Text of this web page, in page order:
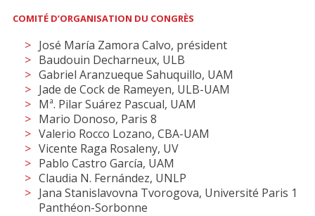
COMITÉ D’ORGANISATION DU CONGRÈS
José María Zamora Calvo, président
Baudouin Decharneux, ULB
Gabriel Aranzueque Sahuquillo, UAM
Jade de Cock de Rameyen, ULB-UAM
Mª. Pilar Suárez Pascual, UAM
Mario Donoso, Paris 8
Valerio Rocco Lozano, CBA-UAM
Vicente Raga Rosaleny, UV
Pablo Castro García, UAM
Claudia N. Fernández, UNLP
Jana Stanislavovna Tvorogova, Université Paris 1
Panthéon-Sorbonne